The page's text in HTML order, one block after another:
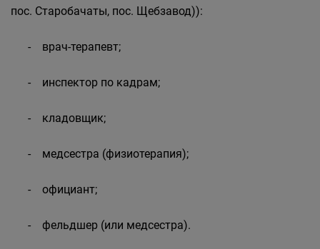
пос. Старобачаты, пос. Щебзавод)):
- врач-терапевт;
- инспектор по кадрам;
- кладовщик;
- медсестра (физиотерапия);
- официант;
- фельдшер (или медсестра).